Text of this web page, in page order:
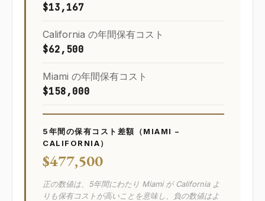
$13,167
California の年間保有コスト
$62,500
Miami の年間保有コスト
$158,000
5年間の保有コスト差額（MIAMI −
CALIFORNIA）
$477,500
正の数値は、5年間にわたり Miami が California よ
りも保有コストが高いことを意味し、負の数値はよ